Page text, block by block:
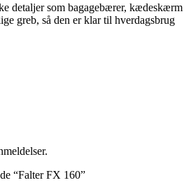
detaljer som bagagebærer, kædeskærm
greb, så den er klar til hverdagsbrug
“Falter FX 160”